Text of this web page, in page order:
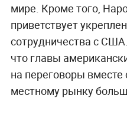
мире. Кроме того,
приветствует
сотрудничества с
что главы
на переговоры
местному рынку